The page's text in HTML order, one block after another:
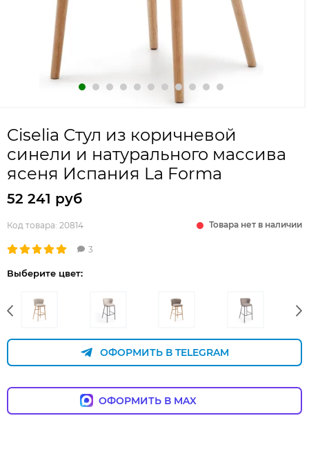
Ciselia Стул из коричневой
синели и натурального массива
ясеня Испания La Forma
52 241 руб
Код товара: 20814 Товара нет в наличии
3
Выберите цвет:
ОФОРМИТЬ В TELEGRAM
ОФОРМИТЬ В MAX